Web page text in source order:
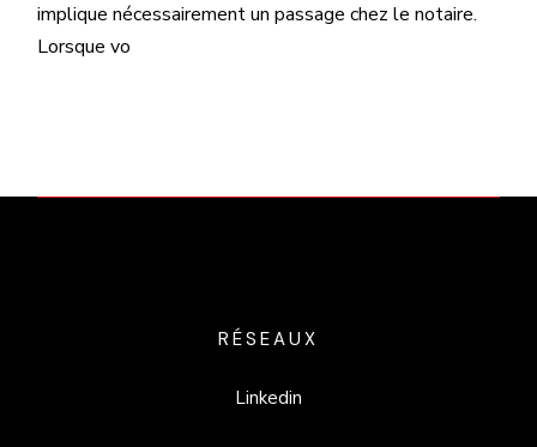
implique nécessairement un passage chez le notaire.
Lorsque vo
RÉSEAUX
Linkedin